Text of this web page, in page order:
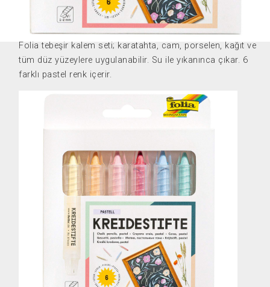
FO-370619
Folia tebeşir kalem seti; karatahta, cam, porselen, kağıt ve
tüm düz yüzeylere uygulanabilir. Su ile yıkanınca çıkar. 6
farklı pastel renk içerir.